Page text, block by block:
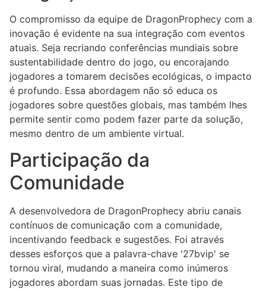
O compromisso da equipe de DragonProphecy com a
inovação é evidente na sua integração com eventos
atuais. Seja recriando conferências mundiais sobre
sustentabilidade dentro do jogo, ou encorajando
jogadores a tomarem decisões ecológicas, o impacto
é profundo. Essa abordagem não só educa os
jogadores sobre questões globais, mas também lhes
permite sentir como podem fazer parte da solução,
mesmo dentro de um ambiente virtual.
Participação da
Comunidade
A desenvolvedora de DragonProphecy abriu canais
contínuos de comunicação com a comunidade,
incentivando feedback e sugestões. Foi através
desses esforços que a palavra-chave '27bvip' se
tornou viral, mudando a maneira como inúmeros
jogadores abordam suas jornadas. Este tipo de